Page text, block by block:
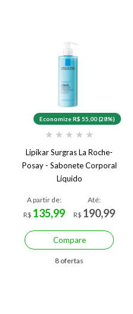
Economize R$ 55,00 (28%)
★ ★ ★ ★ ★
Lipikar Surgras La Roche-
Posay - Sabonete Corporal
Líquido
A partir de:
R$ 135,99
Até:
R$ 190,99
Compare
8 ofertas